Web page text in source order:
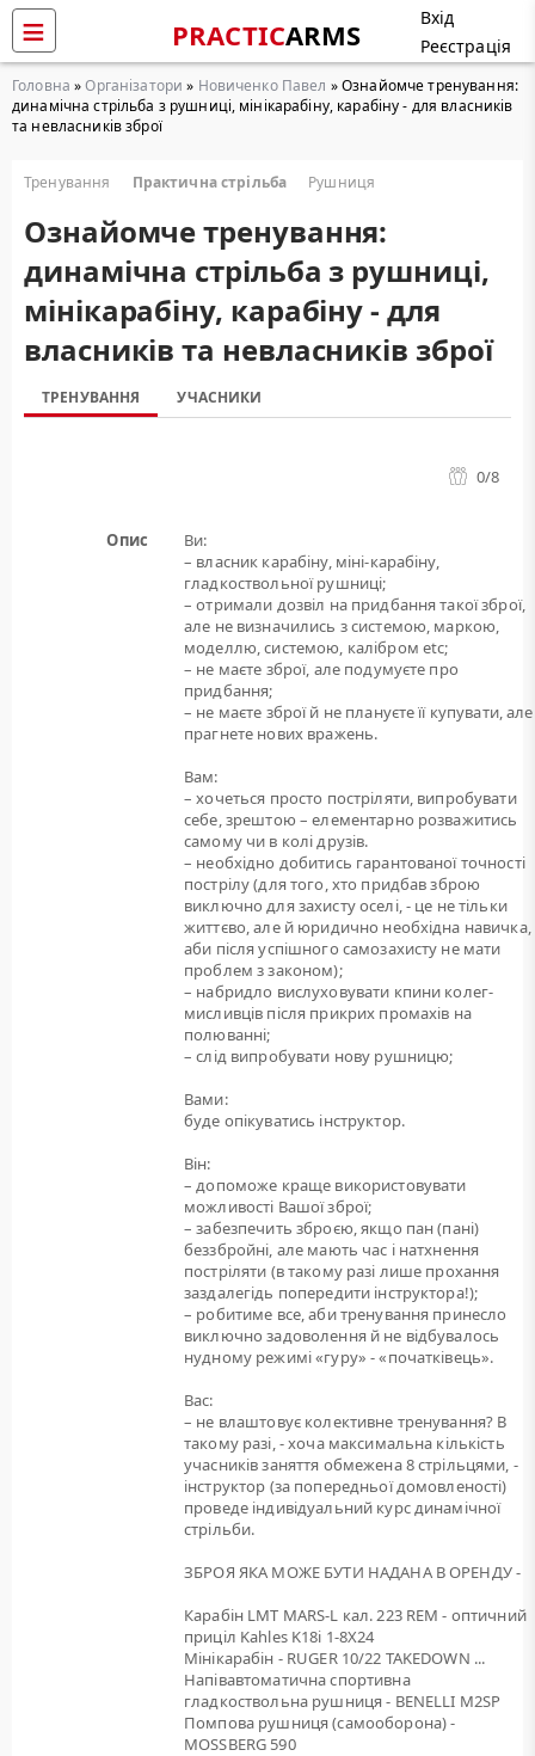
PRACTICARMS
Вхід
Реєстрація
Головна »Організатори » Новиченко Павел » Ознайомче тренування:
динамічна стрільба з рушниці, мінікарабіну, карабіну - для власників
та невласників зброї
Тренування Практична стрільба Рушниця
Ознайомче тренування:
динамічна стрільба з рушниці,
мінікарабіну, карабіну - для
власників та невласників зброї
ТРЕНУВАННЯ УЧАСНИКИ
0/8
Опис
Ви:
– власник карабіну, міні-карабіну,
гладкоствольної рушниці;
– отримали дозвіл на придбання такої зброї,
але не визначились з системою, маркою,
моделлю, системою, калібром etc;
– не маєте зброї, але подумуєте про
придбання;
– не маєте зброї й не плануєте її купувати, але
прагнете нових вражень.
Вам:
– хочеться просто постріляти, випробувати
себе, зрештою – елементарно розважитись
самому чи в колі друзів.
– необхідно добитись гарантованої точності
пострілу (для того, хто придбав зброю
виключно для захисту оселі, - це не тільки
життєво, але й юридично необхідна навичка,
аби після успішного самозахисту не мати
проблем з законом);
– набридло вислуховувати кпини колег-
мисливців після прикрих промахів на
полюванні;
– слід випробувати нову рушницю;
Вами:
буде опікуватись інструктор.
Він:
– допоможе краще використовувати
можливості Вашої зброї;
– забезпечить зброєю, якщо пан (пані)
беззбройні, але мають час і натхнення
постріляти (в такому разі лише прохання
заздалегідь попередити інструктора!);
– робитиме все, аби тренування принесло
виключно задоволення й не відбувалось
нудному режимі «гуру» - «початківець».
Вас:
– не влаштовує колективне тренування? В
такому разі, - хоча максимальна кількість
учасників заняття обмежена 8 стрільцями, -
інструктор (за попередньої домовленості)
проведе індивідуальний курс динамічної
стрільби.
ЗБРОЯ ЯКА МОЖЕ БУТИ НАДАНА В ОРЕНДУ -
Карабін LMT MARS-L кал. 223 REM - оптичний
приціл Kahles K18i 1-8X24
Мінікарабін - RUGER 10/22 TAKEDOWN ...
Напівавтоматична спортивна
гладкоствольна рушниця - BENELLI M2SP
Помпова рушниця (самооборона) -
MOSSBERG 590